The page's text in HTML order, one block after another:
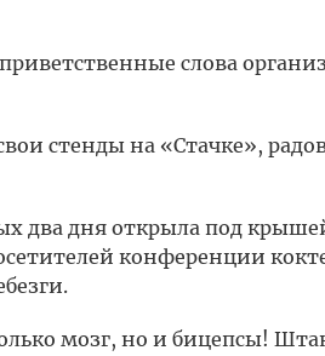
слова
стенды на «Стачке»,
дня открыла под крышей
конференции
мозг, но и бицепсы!